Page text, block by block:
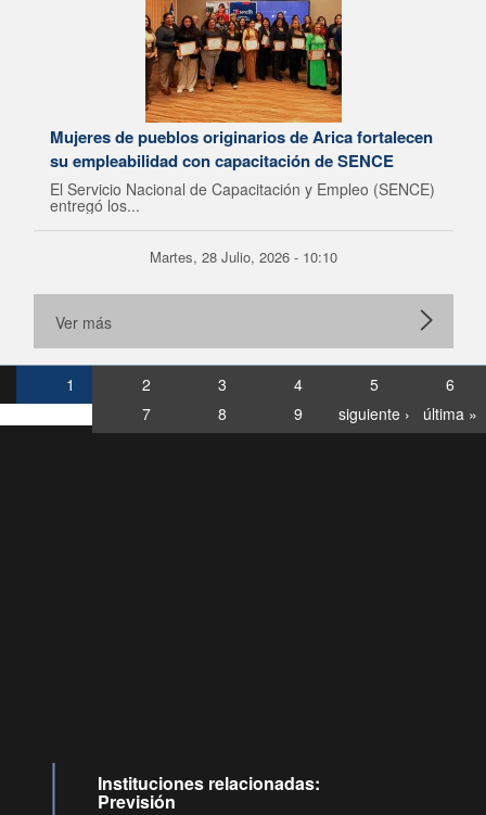
Mujeres de pueblos originarios de Arica fortalecen
su empleabilidad con capacitación de SENCE
El Servicio Nacional de Capacitación y Empleo (SENCE)
entregó los...
Martes, 28 Julio, 2026 - 10:10
Ver más
1 2 3 4 5
6
7
8 9 siguiente › última »
Instituciones relacionadas:
Previsión